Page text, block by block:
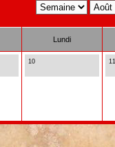
Lundi
10 11